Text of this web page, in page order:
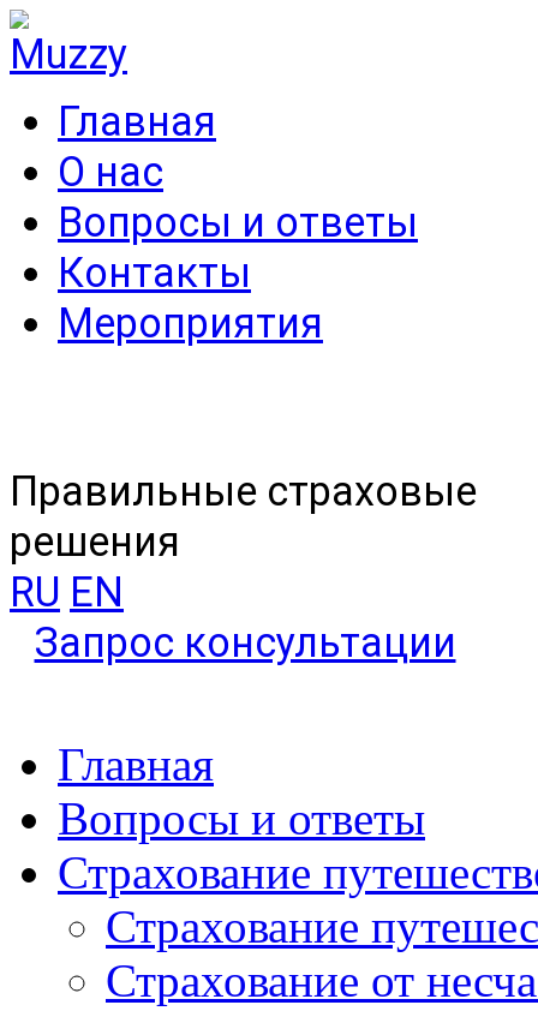
Главная
О нас
Вопросы и ответы
Контакты
Мероприятия
Правильные страховые
решения
RU EN
Запрос консультации
Главная
Вопросы и ответы
Страхование
Страхование
Страхование от